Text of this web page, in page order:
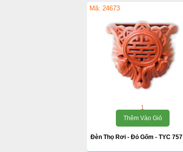
Mã: 24673
1
Thêm Vào Giỏ
Đèn Thọ Rơi - Đỏ Gốm - TYC 757